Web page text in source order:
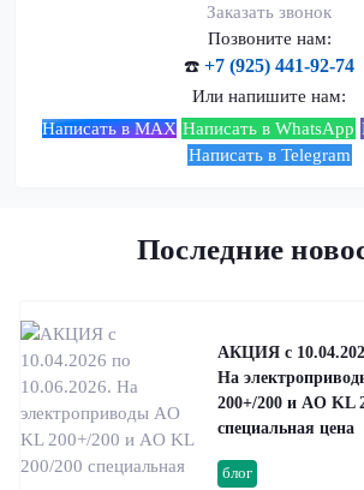
Заказать звонок
Позвоните нам:
☎️ +7 (925) 441-92-74
Или напишите нам:
Написать в MAX Написать в WhatsApp
Написать в Telegram
Последние
блог
АКЦИЯ с
На
200+/200 и AO KL
специальная цена